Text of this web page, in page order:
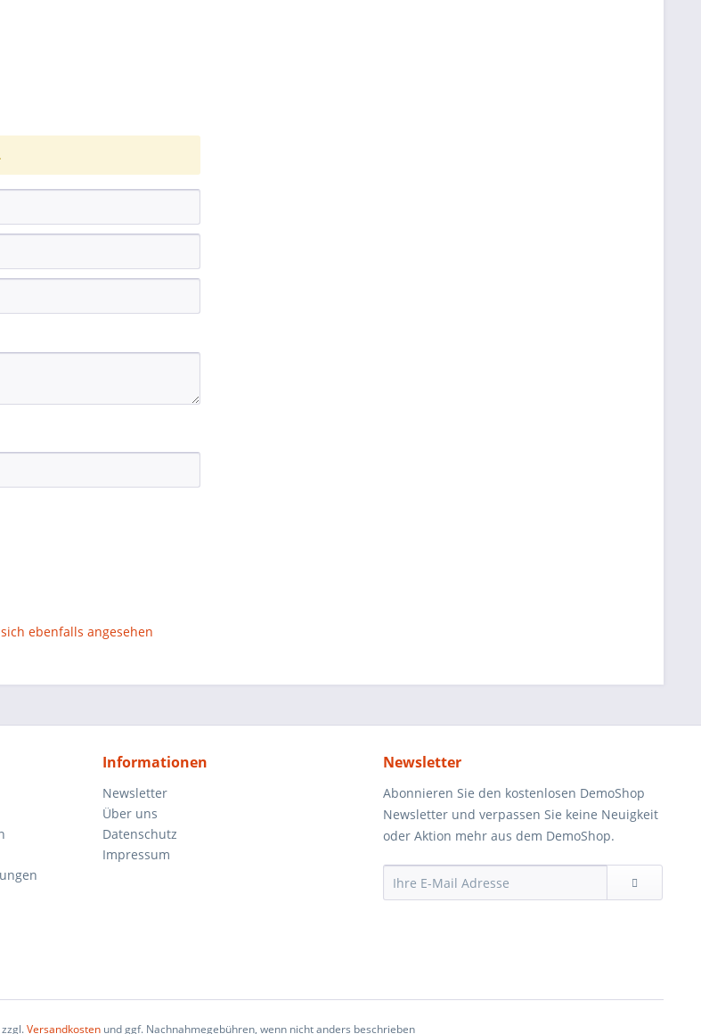
ebenfalls angesehen
Informationen
Newsletter
Über uns
Datenschutz
Impressum
Newsletter
Abonnieren Sie den kostenlosen DemoShop
Newsletter und verpassen Sie keine Neuigkeit
oder Aktion mehr aus dem DemoShop.
Versandkostenund ggf. Nachnahmegebühren, wenn nicht anders beschrieben